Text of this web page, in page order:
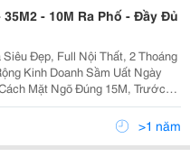
- 10M Ra Phố - Đầy Đủ
Đẹp, Full Nội Thất, 2 Thoáng
Kinh Doanh Sầm Uất Ngày
Mặt Ngõ Đúng 15M, Trước
Đầu Thoải Mái. + Nhà Xây
Tầng 3 Thoáng Trước Sau. +...
>1 năm